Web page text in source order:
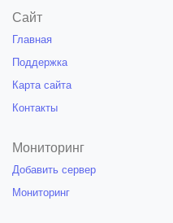
Сайт
Главная
Поддержка
Карта сайта
Контакты
Мониторинг
Добавить сервер
Мониторинг